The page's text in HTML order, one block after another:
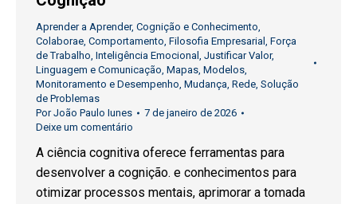
Aprender a Aprender, Cognição e Conhecimento,
Colaborae, Comportamento, Filosofia Empresarial , Força
de Trabalho, Inteligência Emocional , Justificar Valor,
Linguagem e Comunicação, Mapas, Modelos,
Monitoramento e Desempenho, Mudança, Rede, Solução
de Problemas
PorJoão Paulo Iunes
7 de janeiro de 2026
Deixe um comentário
A ciência cognitiva oferece ferramentas para
desenvolver a cognição. e conhecimentos para
otimizar processos mentais, aprimorar a tomada